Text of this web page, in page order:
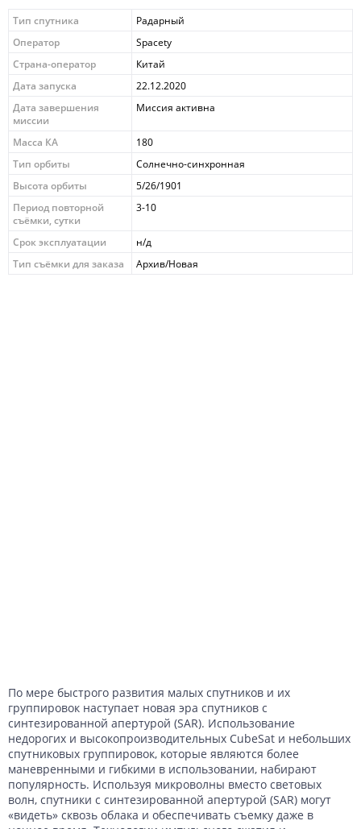
Тип спутника
Радарный
Оператор
Spacety
Страна-оператор
Китай
Дата запуска
22.12.2020
Дата завершения
миссии
Миссия активна
Масса КА
180
Тип орбиты
Солнечно-синхронная
Высота орбиты
5/26/1901
Период повторной
съёмки, сутки
3-10
Срок эксплуатации
н/д
Тип съёмки для заказа
Архив/Новая
По мере быстрого развития малых спутников и их
группировок наступает новая эра спутников с
синтезированной апертурой (SAR). Использование
недорогих и высокопроизводительных CubeSat и небольших
спутниковых группировок, которые являются более
маневренными и гибкими в использовании, набирают
популярность. Используя микроволны вместо световых
волн, спутники с синтезированной апертурой (SAR) могут
«видеть» сквозь облака и обеспечивать съемку даже в